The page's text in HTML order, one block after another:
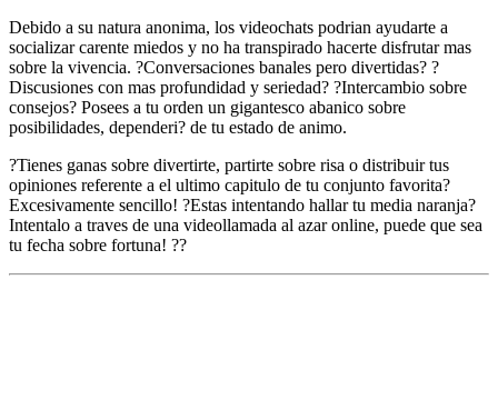
Debido a su natura anonima, los videochats podri­an ayudarte a
socializar carente miedos y no ha transpirado hacerte disfrutar mas
sobre la vivencia. ?Conversaciones banales pero divertidas? ?
Discusiones con mas profundidad y seriedad? ?Intercambio sobre
consejos? Posees a tu orden un gigantesco abanico sobre
posibilidades, dependeri? de tu estado de animo.
?Tienes ganas sobre divertirte, partirte sobre risa o distribuir tus
opiniones referente a el ultimo capitulo de tu conjunto favorita?
Excesivamente sencillo! ?Estas intentando hallar tu media naranja?
Intentalo a traves de una videollamada al azar online, puede que sea
tu fecha sobre fortuna! ??